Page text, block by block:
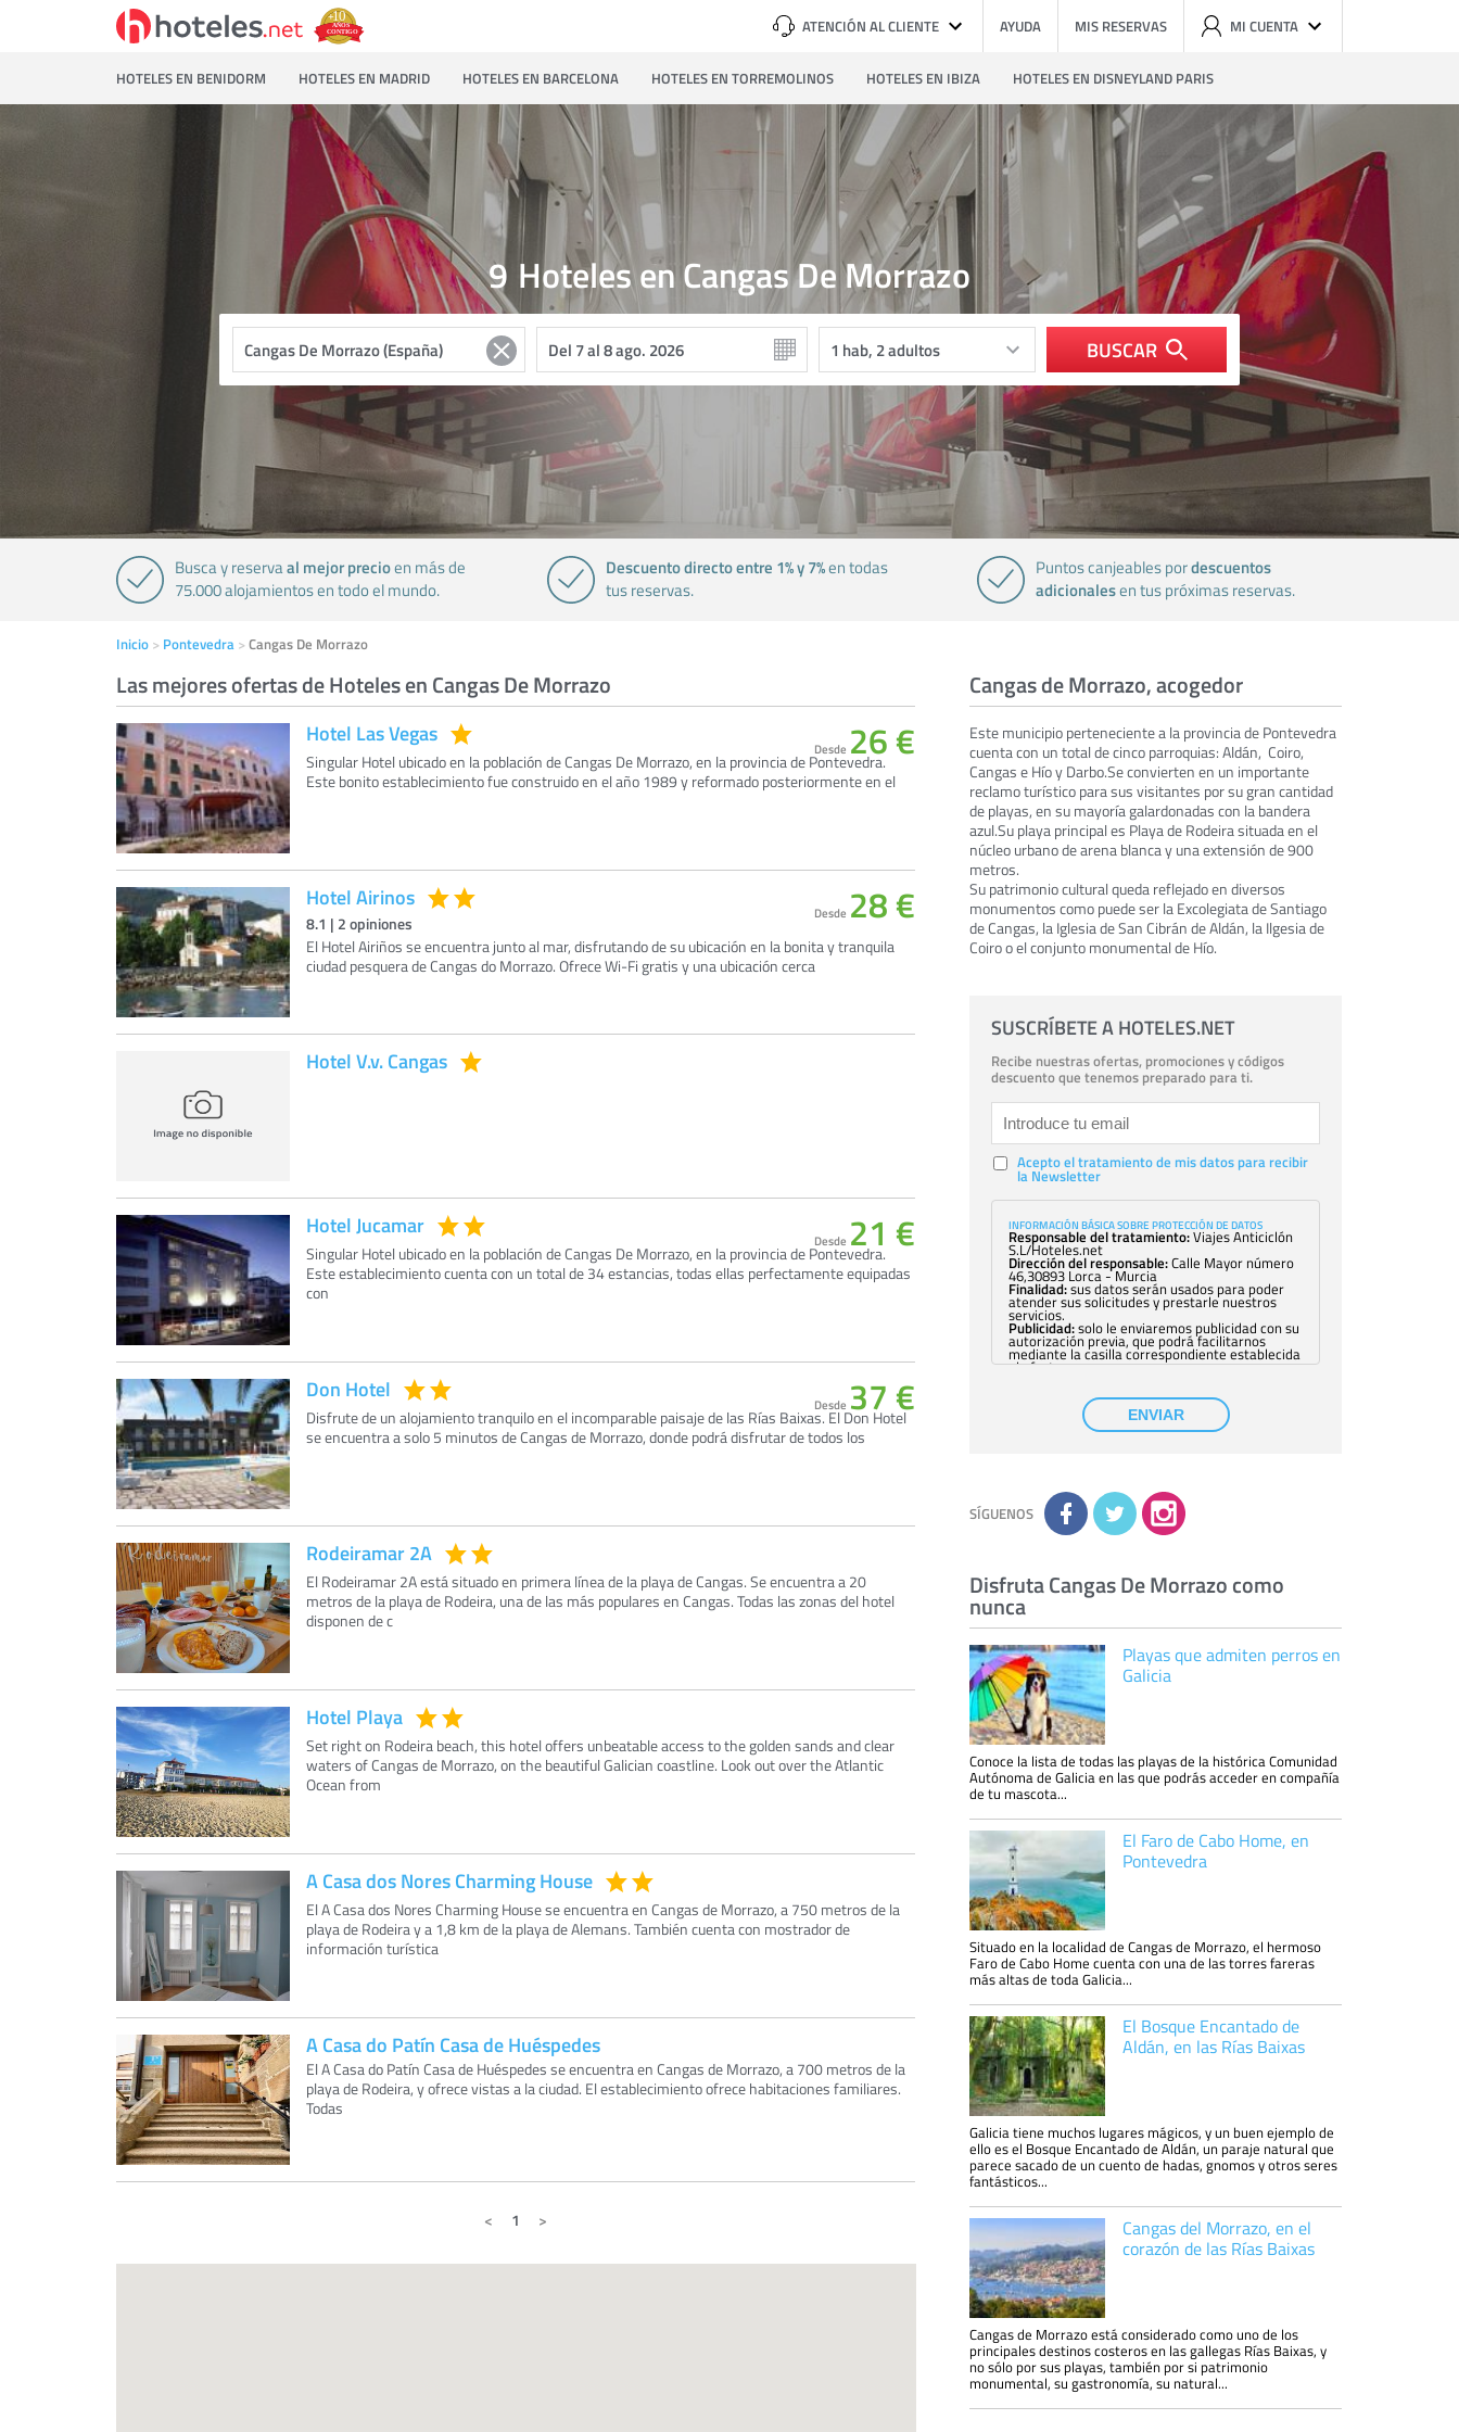
ATENCIÓN AL CLIENTE AYUDA MIS RESERVAS MI CUENTA
HOTELES EN BENIDORM HOTELES EN MADRID HOTELES EN BARCELONA HOTELES EN TORREMOLINOS HOTELES EN IBIZA HOTELES EN DISNEYLAND PARIS
Hoteles en Cangas De Morrazo
9
BUSCAR
Busca y reservaal mejor precioen más de
75.000 alojamientos en todo el mundo.
Descuento directo entre 1% y 7%en todas
tus reservas.
Puntos canjeables pordescuentos
adicionalesen tus próximas reservas.
Inicio Pontevedra Cangas De Morrazo
Las mejores ofertas de Hoteles en Cangas De Morrazo
Hotel Las Vegas
Singular Hotel ubicado en la población de Cangas De Morrazo, en la provincia de Pontevedra.
Este bonito establecimiento fue construido en el año 1989 y reformado posteriormente en el
Desde 26 €
Hotel Airinos
8.1 | 2 opiniones
El Hotel Airiños se encuentra junto al mar, disfrutando de su ubicación en la bonita y tranquila
ciudad pesquera de Cangas do Morrazo. Ofrece Wi-Fi gratis y una ubicación cerca
Desde 28 €
Hotel V.v. Cangas
Hotel Jucamar
Singular Hotel ubicado en la población de Cangas De Morrazo, en la provincia de Pontevedra.
Este establecimiento cuenta con un total de 34 estancias, todas ellas perfectamente equipadas
con
Desde 21 €
Don Hotel
Disfrute de un alojamiento tranquilo en el incomparable paisaje de las Rías Baixas. El Don Hotel
se encuentra a solo 5 minutos de Cangas de Morrazo, donde podrá disfrutar de todos los
Desde 37 €
Rodeiramar 2A
El Rodeiramar 2A está situado en primera línea de la playa de Cangas. Se encuentra a 20
metros de la playa de Rodeira, una de las más populares en Cangas. Todas las zonas del hotel
disponen de c
Hotel Playa
Set right on Rodeira beach, this hotel offers unbeatable access to the golden sands and clear
waters of Cangas de Morrazo, on the beautiful Galician coastline. Look out over the Atlantic
Ocean from
A Casa dos Nores Charming House
El A Casa dos Nores Charming House se encuentra en Cangas de Morrazo, a 750 metros de la
playa de Rodeira y a 1,8 km de la playa de Alemans. También cuenta con mostrador de
información turística
A Casa do Patín Casa de Huéspedes
El A Casa do Patín Casa de Huéspedes se encuentra en Cangas de Morrazo, a 700 metros de la
playa de Rodeira, y ofrece vistas a la ciudad. El establecimiento ofrece habitaciones familiares.
Todas
1
Cangas de Morrazo, acogedor
Este municipio perteneciente a la provincia de Pontevedra
cuenta con un total de cinco parroquias: Aldán, Coiro,
Cangas e Hío y Darbo.Se convierten en un importante
reclamo turístico para sus visitantes por su gran cantidad
de playas, en su mayoría galardonadas con la bandera
azul.Su playa principal es Playa de Rodeira situada en el
núcleo urbano de arena blanca y una extensión de 900
metros.
Su patrimonio cultural queda reflejado en diversos
monumentos como puede ser la Excolegiata de Santiago
de Cangas, la Iglesia de San Cibrán de Aldán, la Ilgesia de
Coiro o el conjunto monumental de Hío.
SUSCRÍBETE A HOTELES.NET
Recibe nuestras ofertas, promociones y códigos
descuento que tenemos preparado para ti.
Acepto el tratamiento de mis datos para recibir
la Newsletter
INFORMACIÓN BÁSICA SOBRE PROTECCIÓN DE DATOS
Responsable del tratamiento:Viajes Anticiclón
S.L/Hoteles.net
Dirección del responsable:Calle Mayor número
46,30893 Lorca - Murcia
Finalidad:sus datos serán usados para poder
atender sus solicitudes y prestarle nuestros
servicios.
Publicidad:solo le enviaremos publicidad con su
autorización previa, que podrá facilitarnos
mediante la casilla correspondiente establecida
al efecto.
con su consentimiento previo, que podrá
facilitarnos mediante la casilla correspondiente
establecida al efecto.
Destinatarios:con carácter general, sólo el
Derechos:tiene derecho a saber qué
información tenemos sobre usted, corregirla y
eliminarla, tal y como se explica en la
información adicional disponible en nuestra
la información adicional y detallada sobre cómo
tratamos sus datos en lapolítica de privacidad
ENVIAR
SÍGUENOS
Disfruta Cangas De Morrazo como
nunca
Playas que admiten perros en
Galicia
Conoce la lista de todas las playas de la histórica Comunidad
Autónoma de Galicia en las que podrás acceder en compañía
de tu mascota...
El Faro de Cabo Home, en
Pontevedra
Situado en la localidad de Cangas de Morrazo, el hermoso
Faro de Cabo Home cuenta con una de las torres fareras
más altas de toda Galicia...
El Bosque Encantado de
Aldán, en las Rías Baixas
Galicia tiene muchos lugares mágicos, y un buen ejemplo de
ello es el Bosque Encantado de Aldán, un paraje natural que
parece sacado de un cuento de hadas, gnomos y otros seres
fantásticos...
Cangas del Morrazo, en el
corazón de las Rías Baixas
Cangas de Morrazo está considerado como uno de los
principales destinos costeros en las gallegas Rías Baixas, y
no sólo por sus playas, también por si patrimonio
monumental, su gastronomía, su natural...